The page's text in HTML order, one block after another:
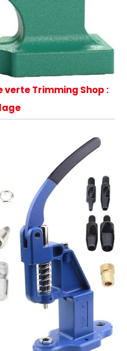
Trimming Shop :